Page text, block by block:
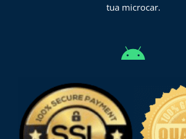
tua microcar.